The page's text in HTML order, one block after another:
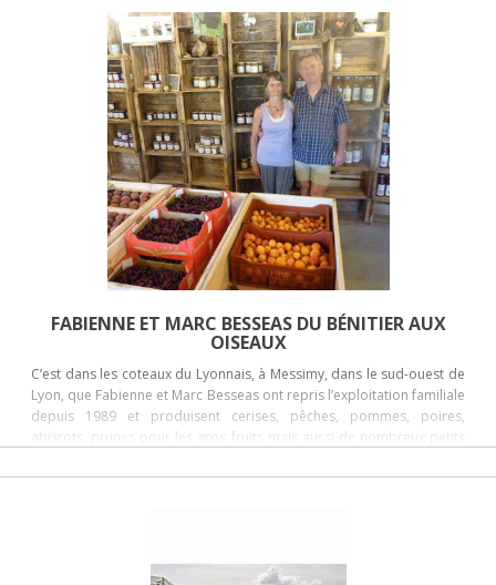
montagne existe depuis 1936. Elle compte 36 hectares répartis entre
pâturages et quelques céréales. Toute l’exploitation est en bio. Ils
sont très fiers de la qualité de leur foin, produit entièrement à la
ferme et séché en grange au moyen de panneaux solaires, ce qui
préserve toute la valeur nutritive des végétaux. Les vaches s’en
régalent en hiver et sont à la pâture huit mois de l’année.
FABIENNE ET MARC BESSEAS DU BÉNITIER AUX
OISEAUX
C’est dans les coteaux du Lyonnais, à Messimy, dans le sud-ouest de
Lyon, que Fabienne et Marc Besseas ont repris l’exploitation familiale
depuis 1989 et produisent cerises, pêches, pommes, poires,
abricots, prunes pour les gros fruits mais aussi de nombreux petits
transforment en confitures et compotes. C’est en 2008 qu’ils